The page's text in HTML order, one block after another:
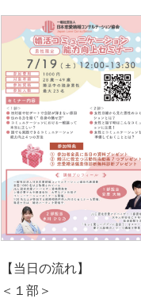
【当日の流れ】
＜１部＞